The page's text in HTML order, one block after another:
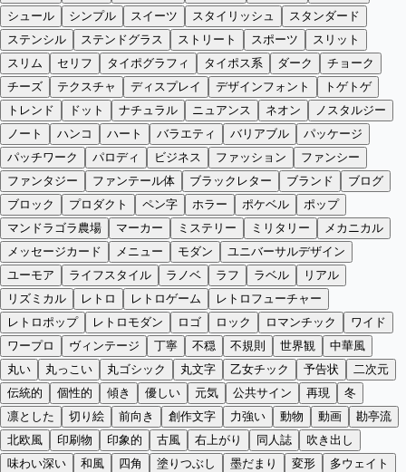
シュール
シンプル スイーツ スタイリッシュ
スタンダード
ステンシル
ステンドグラス ストリート スポーツ
スリット
スリム
セリフ タイポグラフィ タイポス系 ダーク
チョーク
チーズ
テクスチャ ディスプレイ デザインフォント
トゲトゲ
トレンド
ドット ナチュラル ニュアンス ネオン
ノスタルジー
ノート
ハンコ ハート バラエティ バリアブル
パッケージ
パッチワーク
パロディ ビジネス ファッション
ファンシー
ファンタジー
ファンテール体 ブラックレター ブランド
ブログ
ブロック
プロダクト ペン字 ホラー ポケベル
ポップ
マンドラゴラ農場
マーカー ミステリー ミリタリー
メカニカル
メッセージカード
メニュー モダン
ユニバーサルデザイン
ユーモア
ライフスタイル ラノベ ラフ ラベル
リアル
リズミカル
レトロ レトロゲーム
レトロフューチャー
レトロポップ
レトロモダン ロゴ ロック ロマンチック
ワイド
ワープロ
ヴィンテージ 丁寧 不穏 不規則 世界観
中華風
丸い
丸っこい 丸ゴシック 丸文字 乙女チック 予告状
二次元
伝統的
個性的 傾き 優しい 元気 公共サイン 再現
冬
凛とした
切り絵 前向き 創作文字 力強い 動物 動画
勘亭流
北欧風
印刷物 印象的 古風 右上がり 同人誌
吹き出し
味わい深い
和風 四角 塗りつぶし 墨だまり 変形
多ウェイト